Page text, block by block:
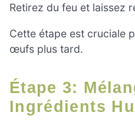
Retirez du feu et laissez
Cette étape est cruciale
œufs plus tard.
Étape 3: Mélanger Les
Ingrédients